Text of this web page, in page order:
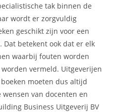
tak binnen de
wordt er zorgvuldig
geschikt zijn voor een
Dat betekent ook dat er elk
waarbij fouten worden
vermeld. Uitgeverijen
moeten dus altijd
van docenten en
Business Uitgeverij BV